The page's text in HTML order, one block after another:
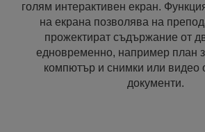
голям интерактивен екран.
на екрана позволява на
прожектират съдържание от
едновременно, например план
компютър и снимки или видео
документи.